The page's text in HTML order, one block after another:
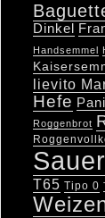
Dinkel
Handsemmel
lievito
Hefe
Roggenbrot
T65 Tipo 0